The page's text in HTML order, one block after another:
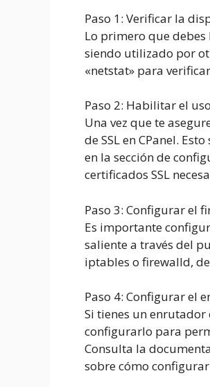
Paso 1: Verificar la
Lo primero que
siendo utilizado por
«netstat» para
Paso 2: Habilitar el uso
Una vez que te
de SSL en CPanel.
en la sección de
certificados SSL
Paso 3: Configurar el
Es importante
saliente a través del
iptables o firewalld,
Paso 4: Configurar el
Si tienes un
configurarlo para
Consulta la
sobre cómo